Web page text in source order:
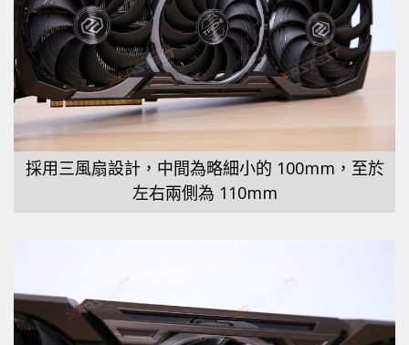
採用三風扇設計，中間為略細小的 100mm，至於
左右兩側為 110mm